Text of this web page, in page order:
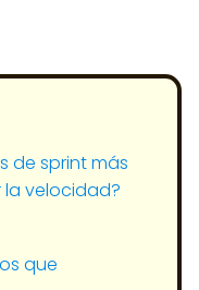
de sprint más
velocidad?
que